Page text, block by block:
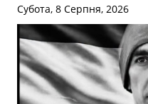
Субота, 8 Серпня, 2026